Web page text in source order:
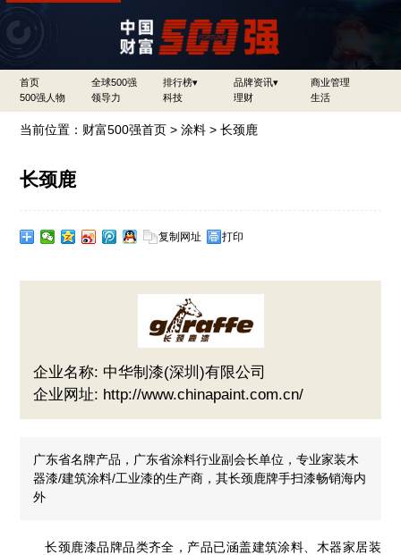
首页 全球500强 排行榜▾ 品牌资讯▾
商业管理
500强人物
领导力 科技 理财 生活
当前位置： 财富500强首页 >涂料 > 长颈鹿
长颈鹿
复制网址 打印
企业名称: 中华制漆(深圳)有限公司
企业网址: http://www.chinapaint.com.cn/
广东省名牌产品，广东省涂料行业副会长单位，专业家装木
器漆/建筑涂料/工业漆的生产商，其长颈鹿牌手扫漆畅销海内
外
长颈鹿漆品牌品类齐全，产品已涵盖建筑涂料、木器家居装